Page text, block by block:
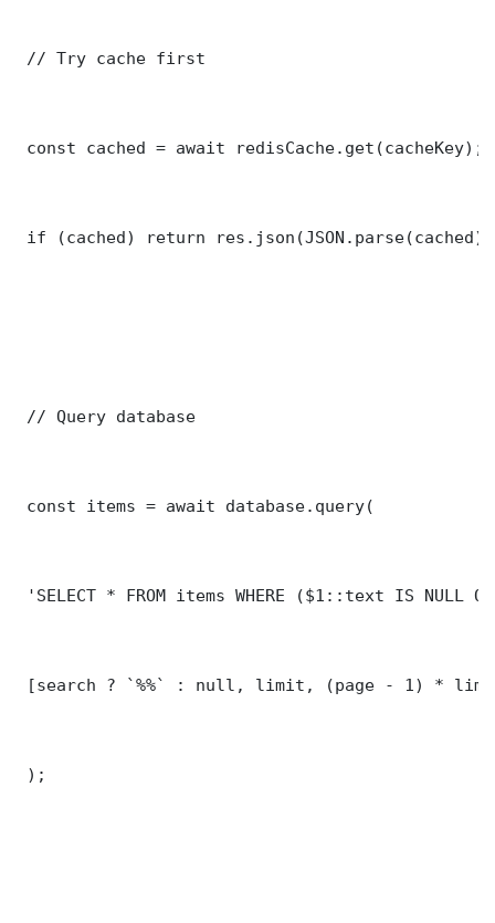
// Try cache first
const cached = await redisCache.get(cacheKey);
if (cached) return
// Query database
const items = await database.query(
'SELECT * FROM items WHERE ($1::text IS NULL
[search ? `%%` : null, limit, (page - 1) *
);